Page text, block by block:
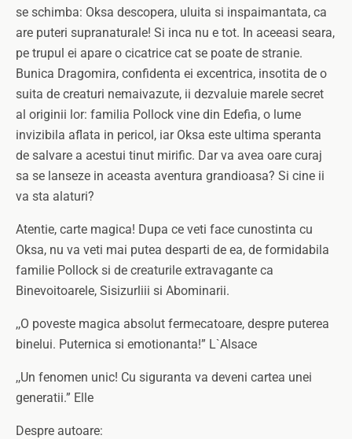
se schimba: Oksa descopera, uluita si inspaimantata, ca
are puteri supranaturale! Si inca nu e tot. In aceeasi seara,
pe trupul ei apare o cicatrice cat se poate de stranie.
Bunica Dragomira, confidenta ei excentrica, insotita de o
suita de creaturi nemaivazute, ii dezvaluie marele secret
al originii lor: familia Pollock vine din Edefia, o lume
invizibila aflata in pericol, iar Oksa este ultima speranta
de salvare a acestui tinut mirific. Dar va avea oare curaj
sa se lanseze in aceasta aventura grandioasa? Si cine ii
va sta alaturi?
Atentie, carte magica! Dupa ce veti face cunostinta cu
Oksa, nu va veti mai putea desparti de ea, de formidabila
familie Pollock si de creaturile extravagante ca
Binevoitoarele, Sisizurliii si Abominarii.
,,O poveste magica absolut fermecatoare, despre puterea
binelui. Puternica si emotionanta!” L`Alsace
,,Un fenomen unic! Cu siguranta va deveni cartea unei
generatii.” Elle
Despre autoare: